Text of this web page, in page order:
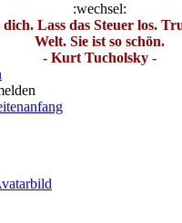
:wechsel:
Lass das Steuer los.
Welt. Sie ist so schön.
- Kurt Tucholsky -